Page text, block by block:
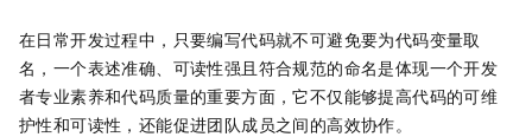
在日常开发过程中，只要编写代码就不可避免要为代码变量取
名，一个表述准确、可读性强且符合规范的命名是体现一个开发
者专业素养和代码质量的重要方面，它不仅能够提高代码的可维
护性和可读性，还能促进团队成员之间的高效协作。